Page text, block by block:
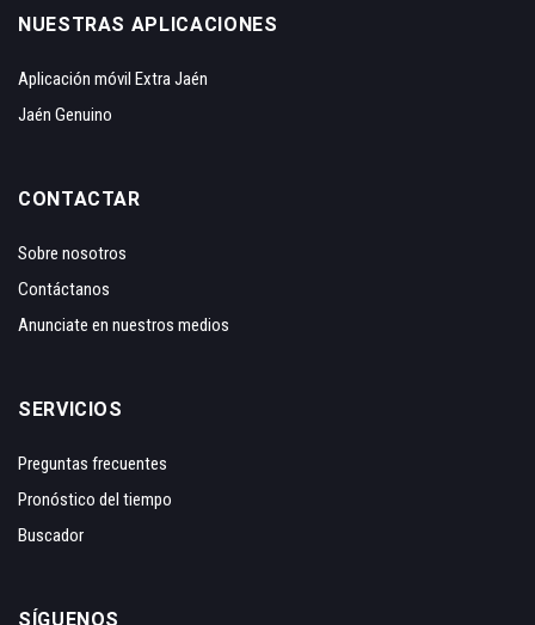
NUESTRAS APLICACIONES
Aplicación móvil Extra Jaén
Jaén Genuino
CONTACTAR
Sobre nosotros
Contáctanos
Anunciate en nuestros medios
SERVICIOS
Preguntas frecuentes
Pronóstico del tiempo
Buscador
SÍGUENOS